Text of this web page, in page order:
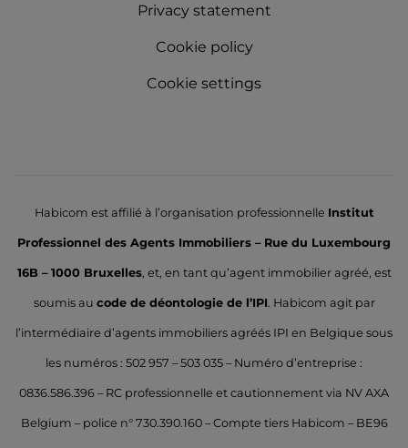
Privacy statement
Cookie policy
Cookie settings
Habicom est affilié à l’organisation professionnelle Institut
Professionnel des Agents Immobiliers – Rue du Luxembourg
16B – 1000 Bruxelles, et, en tant qu’agent immobilier agréé, est
soumis au code de déontologie de l’IPI. Habicom agit par
l’intermédiaire d’agents immobiliers agréés IPI en Belgique sous
les numéros : 502 957 – 503 035 – Numéro d’entreprise :
0836.586.396 – RC professionnelle et cautionnement via NV AXA
Belgium – police n° 730.390.160 – Compte tiers Habicom – BE96